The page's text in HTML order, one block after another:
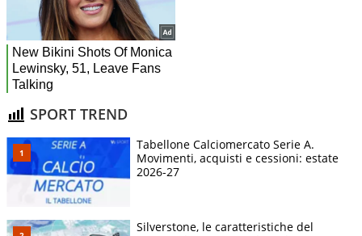
SPORT TREND
Tabellone Calciomercato Serie A.
Movimenti, acquisti e cessioni: estate
2026-27
Silverstone, le caratteristiche del